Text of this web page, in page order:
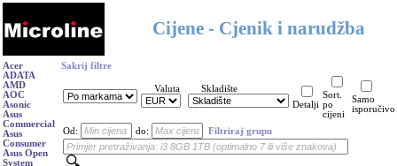
Cijene - Cjenik i narudžba
Acer
ADATA
AMD
AOC
Asonic
Asus
Commercial
Asus
Consumer
Asus Open
System
Sakrij filtre
Valuta
Skladište
Detalji
Sort.
po
cijeni
Samo
isporučivo
Od: do: Filtriraj grupu